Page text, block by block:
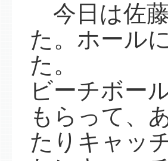
今日は佐
た。ホール
た。
ビーチボー
もらって、
たりキャッ